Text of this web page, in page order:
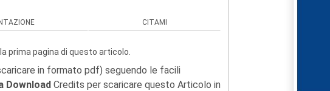
CITAMI
prima pagina di questo articolo.
in formato pdf) seguendo le facili
Download Credits per scaricare questo Articolo in